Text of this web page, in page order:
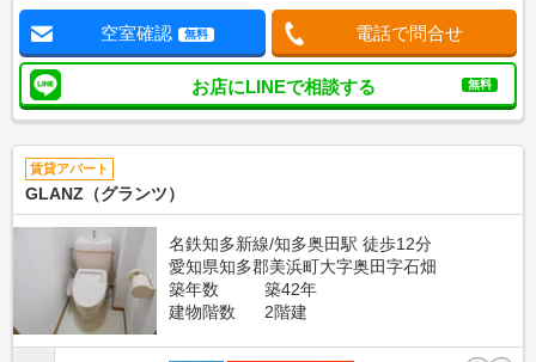
空室確認 無料 電話で問合せ
お店にLINEで相談する 無料
賃貸アパート
GLANZ（グランツ）
名鉄知多新線/知多奥田駅 徒歩12分
愛知県知多郡美浜町大字奥田字石畑
築年数
築42年
建物階数
2階建